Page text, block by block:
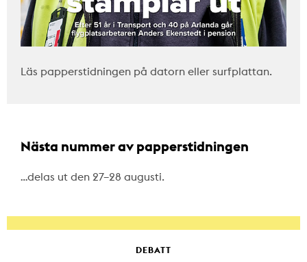
Läs papperstidningen på datorn eller surfplattan.
Nästa nummer av papperstidningen
…delas ut den 27–28 augusti.
DEBATT